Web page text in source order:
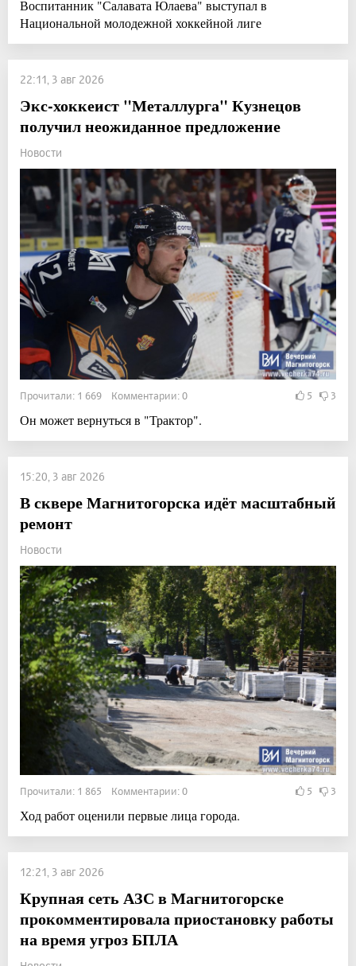
Воспитанник "Салавата Юлаева" выступал в
Национальной молодежной хоккейной лиге
22:11, 3 авг 2026
Экс-хоккеист "Металлурга" Кузнецов
получил неожиданное предложение
Новости
Прочитали: 1 669 Комментарии: 0 5 3
Он может вернуться в "Трактор".
15:20, 3 авг 2026
В сквере Магнитогорска идёт масштабный
ремонт
Новости
Прочитали: 1 865 Комментарии: 0 5 3
Ход работ оценили первые лица города.
12:21, 3 авг 2026
Крупная сеть АЗС в Магнитогорске
прокомментировала приостановку работы
на время угроз БПЛА